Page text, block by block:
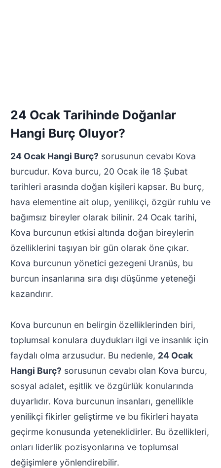
24 Ocak Tarihinde Doğanlar
Hangi Burç Oluyor?
24 Ocak Hangi Burç? sorusunun cevabı Kova
burcudur. Kova burcu, 20 Ocak ile 18 Şubat
tarihleri arasında doğan kişileri kapsar. Bu burç,
hava elementine ait olup, yenilikçi, özgür ruhlu ve
bağımsız bireyler olarak bilinir. 24 Ocak tarihi,
Kova burcunun etkisi altında doğan bireylerin
özelliklerini taşıyan bir gün olarak öne çıkar.
Kova burcunun yönetici gezegeni Uranüs, bu
burcun insanlarına sıra dışı düşünme yeteneği
kazandırır.
Kova burcunun en belirgin özelliklerinden biri,
toplumsal konulara duydukları ilgi ve insanlık için
faydalı olma arzusudur. Bu nedenle, 24 Ocak
Hangi Burç? sorusunun cevabı olan Kova burcu,
sosyal adalet, eşitlik ve özgürlük konularında
duyarlıdır. Kova burcunun insanları, genellikle
yenilikçi fikirler geliştirme ve bu fikirleri hayata
geçirme konusunda yeteneklidirler. Bu özellikleri,
onları liderlik pozisyonlarına ve toplumsal
değişimlere yönlendirebilir.